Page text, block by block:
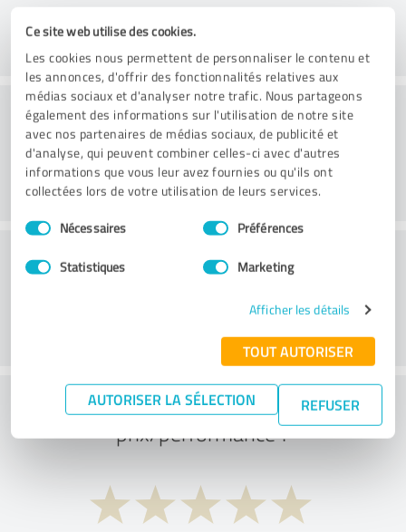
Ce site web utilise des cookies.
Les cookies nous permettent de personnaliser le contenu et
les annonces, d'offrir des fonctionnalités relatives aux
médias sociaux et d'analyser notre trafic. Nous partageons
également des informations sur l'utilisation de notre site
avec nos partenaires de médias sociaux, de publicité et
d'analyse, qui peuvent combiner celles-ci avec d'autres
informations que vous leur avez fournies ou qu'ils ont
collectées lors de votre utilisation de leurs services.
Sélection
du
Nécessaires Préférences
Statistiques Marketing
Afficher les détails
TOUT AUTORISER
AUTORISER LA SÉLECTION REFUSER
Conseil
Service à la clientèle
Que pensez-vous du rapport
prix/performance ?